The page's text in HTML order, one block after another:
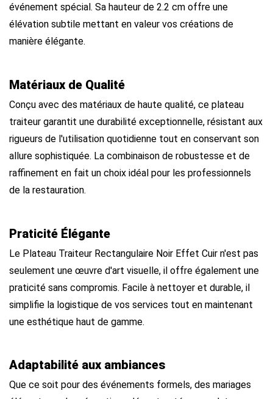
événement spécial. Sa hauteur de 2.2 cm offre une
élévation subtile mettant en valeur vos créations de
manière élégante.
Matériaux de Qualité
Conçu avec des matériaux de haute qualité, ce plateau
traiteur garantit une durabilité exceptionnelle, résistant aux
rigueurs de l'utilisation quotidienne tout en conservant son
allure sophistiquée. La combinaison de robustesse et de
raffinement en fait un choix idéal pour les professionnels
de la restauration.
Praticité Élégante
Le Plateau Traiteur Rectangulaire Noir Effet Cuir n'est pas
seulement une œuvre d'art visuelle, il offre également une
praticité sans compromis. Facile à nettoyer et durable, il
simplifie la logistique de vos services tout en maintenant
une esthétique haut de gamme.
Adaptabilité aux ambiances
Que ce soit pour des événements formels, des mariages